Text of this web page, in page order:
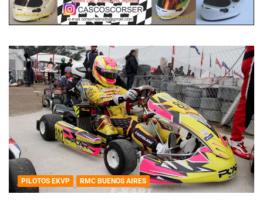
PILOTOS EKVP RMC BUENOS AIRES